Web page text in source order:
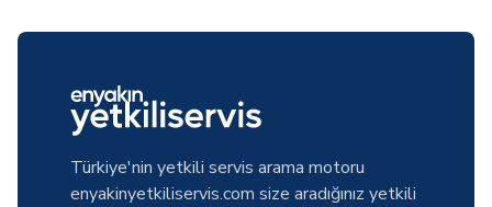
Türkiye'nin yetkili servis arama motoru
enyakinyetkiliservis.com size aradığınız yetkili